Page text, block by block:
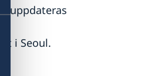
uppdateras
i Seoul.